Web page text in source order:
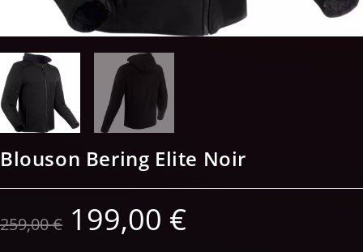
Blouson Bering Elite Noir
259,00€ 199,00 €